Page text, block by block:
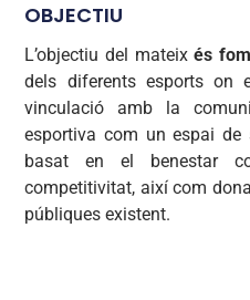
OBJECTIU
L’objectiu del mateixés
dels diferents esports on
vinculació amb la
esportiva com un espai
basat en el benestar
competitivitat, així com
públiques existent.